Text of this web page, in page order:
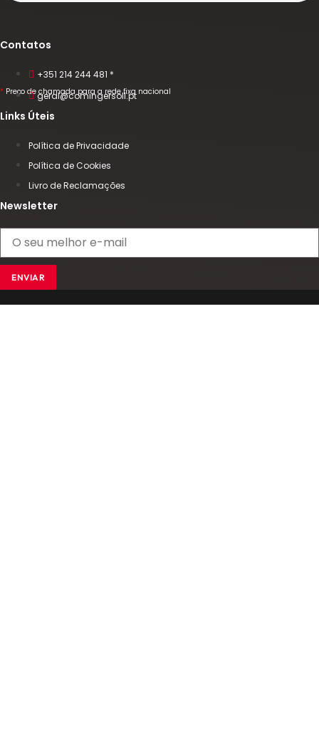
Contatos
+351 214 244 481 *
* Preço de chamada para a rede fixa nacional
geral@comingersoll.pt
Links Úteis
Política de Privacidade
Política de Cookies
Livro de Reclamações
Newsletter
ENVIAR